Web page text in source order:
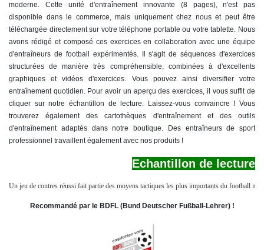
moderne. Cette unité d'entraînement innovante (8 pages), n'est pas
disponible dans le commerce, mais uniquement chez nous et peut être
téléchargée directement sur votre téléphone portable ou votre tablette. Nous
avons rédigé et composé ces exercices en collaboration avec une équipe
d'entraîneurs de football expérimentés. Il s'agit de séquences d'exercices
structurées de manière très compréhensible, combinées à d'excellents
graphiques et vidéos d'exercices. Vous pouvez ainsi diversifier votre
entraînement quotidien. Pour avoir un aperçu des exercices, il vous suffit de
cliquer sur notre échantillon de lecture. Laissez-vous convaincre ! Vous
trouverez également des cartothèques d'entraînement et des outils
d'entraînement adaptés dans notre boutique. Des entraîneurs de sport
professionnel travaillent également avec nos produits !
Echantillon de lecture
Un jeu de contres réussi fait partie des moyens tactiques les plus importants du football
Recommandé par le BDFL (Bund Deutscher Fußball-Lehrer) !